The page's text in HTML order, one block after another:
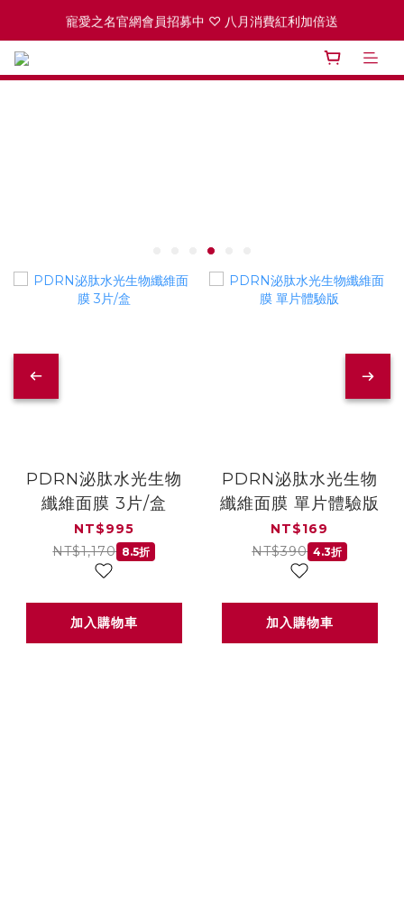
ꫛꫀꪝ PDRN泌肽水光生物纖維面膜 買1送1
寵愛之名官網會員招募中 ♡ 八月消費紅利加倍送
PDRN泌肽水光生物
纖維面膜 3片/盒
NT$995
NT$1,170 8.5折
加入購物車
PDRN泌肽水光生物
纖維面膜 單片體驗版
NT$169
NT$390 4.3折
加入購物車